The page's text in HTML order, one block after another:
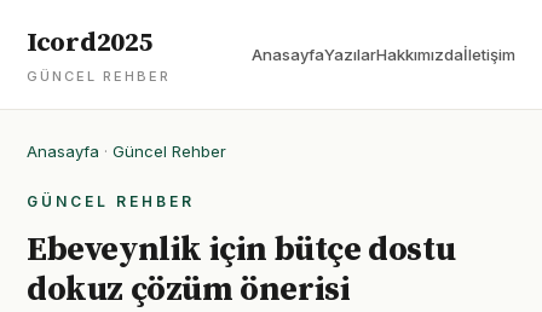
Icord2025
GÜNCEL REHBER
AnasayfaYazılarHakkımızdaİletişim
Anasayfa · Güncel Rehber
GÜNCEL REHBER
Ebeveynlik için bütçe dostu
dokuz çözüm önerisi